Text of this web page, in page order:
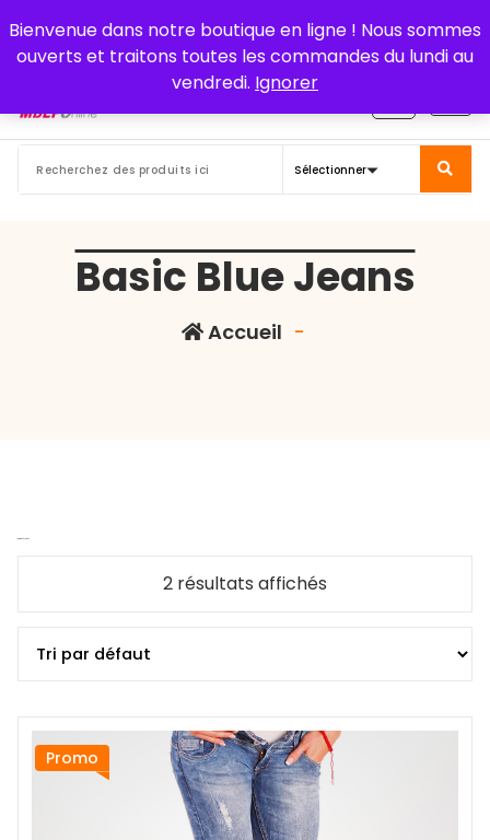
Bienvenue dans notre boutique en ligne ! Nous sommes
ouverts et traitons toutes les commandes du lundi au
vendredi. Ignorer
au
contenu
Basic Blue Jeans
Accueil -
2 résultats affichés
Promo